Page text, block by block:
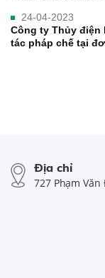
24-04-2023
Công ty Thủy điện
tác pháp chế tại
Địa chỉ
727 Phạm